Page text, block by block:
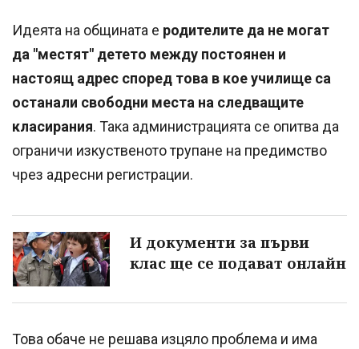
Идеята на общината е родителите да не могат
да "местят" детето между постоянен и
настоящ адрес според това в кое училище са
останали свободни места на следващите
класирания. Така администрацията се опитва да
ограничи изкуственото трупане на предимство
чрез адресни регистрации.
И документи за първи
клас ще се подават онлайн
Това обаче не решава изцяло проблема и има